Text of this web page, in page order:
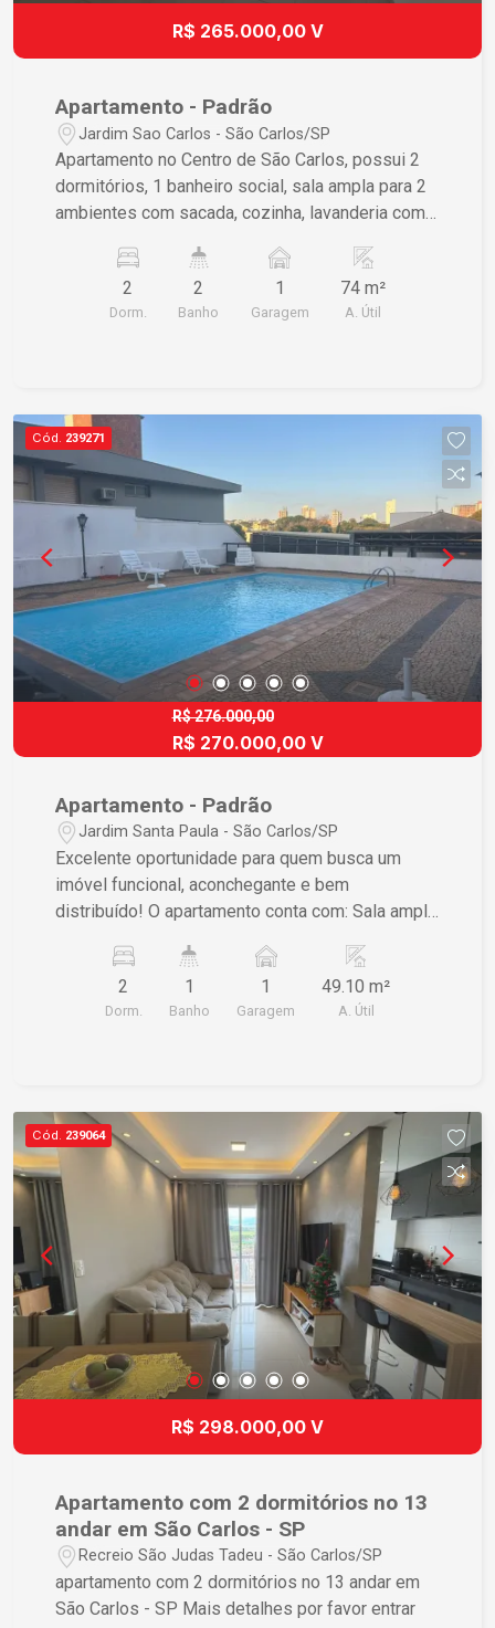
R$ 265.000,00 V
Apartamento - Padrão
Jardim Sao Carlos - São Carlos/SP
Apartamento no Centro de São Carlos, possui 2
dormitórios, 1 banheiro social, sala ampla para 2
ambientes com sacada, cozinha, lavanderia com
2
Dorm.
2
Banho
1
Garagem
74 m²
A. Útil
Cód. 239271
R$ 276.000,00
R$ 270.000,00 V
Apartamento - Padrão
Jardim Santa Paula - São Carlos/SP
Excelente oportunidade para quem busca um
imóvel funcional, aconchegante e bem
distribuído! O apartamento conta com: Sala ampla
Cozinha prática e funcional 2 dormitórios
confortáveis Lavanderia independente 1 vaga de
garagem coberta Entre em contato para mais
2
Dorm.
1
Banho
1
Garagem
49.10 m²
A. Útil
Cód. 239064
R$ 298.000,00 V
Apartamento com 2 dormitórios no 13
andar em São Carlos - SP
Recreio São Judas Tadeu - São Carlos/SP
apartamento com 2 dormitórios no 13 andar em
São Carlos - SP Mais detalhes por favor entrar